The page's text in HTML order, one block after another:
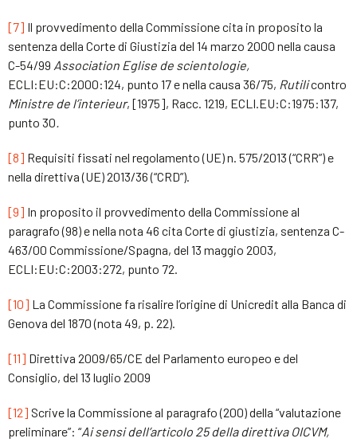
[7] Il provvedimento della Commissione cita in proposito la
sentenza della Corte di Giustizia del 14 marzo 2000 nella causa
C-54/99 Association Eglise de scientologie,
ECLI:EU:C:2000:124, punto 17 e nella causa 36/75, Rutilicontro
Ministre de l’interieur, [1975], Racc. 1219, ECLI.EU:C:1975:137,
punto 30.
[8] Requisiti fissati nel regolamento (UE) n. 575/2013 (“CRR”) e
nella direttiva (UE) 2013/36 (“CRD”).
[9] In proposito il provvedimento della Commissione al
paragrafo (98) e nella nota 46 cita Corte di giustizia, sentenza C-
463/00 Commissione/Spagna, del 13 maggio 2003,
ECLI:EU:C:2003:272, punto 72.
[10] La Commissione fa risalire l’origine di Unicredit alla Banca di
Genova del 1870 (nota 49, p. 22).
[11] Direttiva 2009/65/CE del Parlamento europeo e del
Consiglio, del 13 luglio 2009
[12] Scrive la Commissione al paragrafo (200) della “valutazione
preliminare”: “Ai sensi dell’articolo 25 della direttiva OICVM,